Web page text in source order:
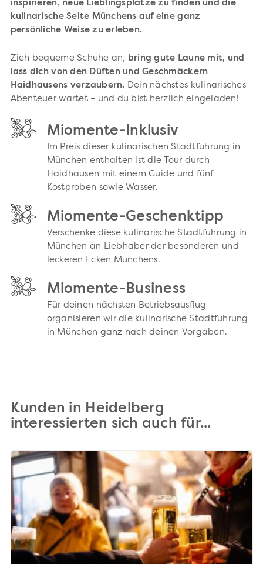
inspirieren, neue Lieblingsplätze zu finden und die
kulinarische Seite Münchens auf eine ganz
persönliche Weise zu erleben.
Zieh bequeme Schuhe an, bring gute Laune mit, und
lass dich von den Düften und Geschmäckern
Haidhausens verzaubern. Dein nächstes kulinarisches
Abenteuer wartet – und du bist herzlich eingeladen!
Miomente-Inklusiv
Im Preis dieser kulinarischen Stadtführung in
München enthalten ist die Tour durch
Haidhausen mit einem Guide und fünf
Kostproben sowie Wasser.
Miomente-Geschenktipp
Verschenke diese kulinarische Stadtführung in
München an Liebhaber der besonderen und
leckeren Ecken Münchens.
Miomente-Business
Für deinen nächsten Betriebsausflug
organisieren wir die kulinarische Stadtführung
in München ganz nach deinen Vorgaben.
Kunden in Heidelberg
interessierten sich auch für...